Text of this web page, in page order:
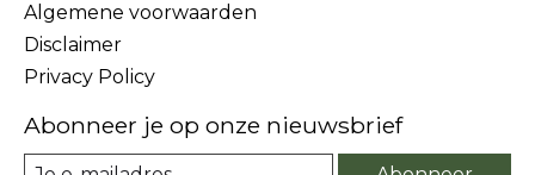
Algemene voorwaarden
Disclaimer
Privacy Policy
Abonneer je op onze nieuwsbrief